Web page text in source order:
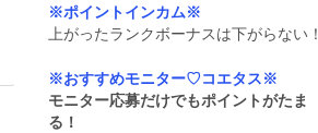
※ポイントインカム※
上がったランクボーナスは下がらない！
※おすすめモニター♡コエタス※
モニター応募だけでもポイントがたま
る！